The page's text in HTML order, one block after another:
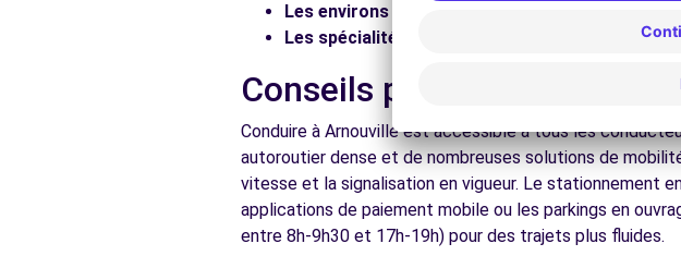
Free2Move Rent - PARIS AUTOMOBILES FAZIO PAF - BOBIGNY (C)
Voir toutes les agences
Les environs :
Explorez les châteaux, les forêts
Les spécialités locales :
Découvrez la
Conseils pratiques pour
Conduire à Arnouville est accessible à tous les
autoroutier dense et de nombreuses solutions de
vitesse et la signalisation en vigueur. Le stationnement
applications de paiement mobile ou les parkings en
entre 8h-9h30 et 17h-19h) pour des trajets plus fluides.